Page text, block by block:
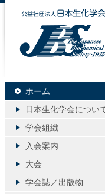
ホーム
日本生化学会につい
学会組織
入会案内
大会
学会誌／出版物